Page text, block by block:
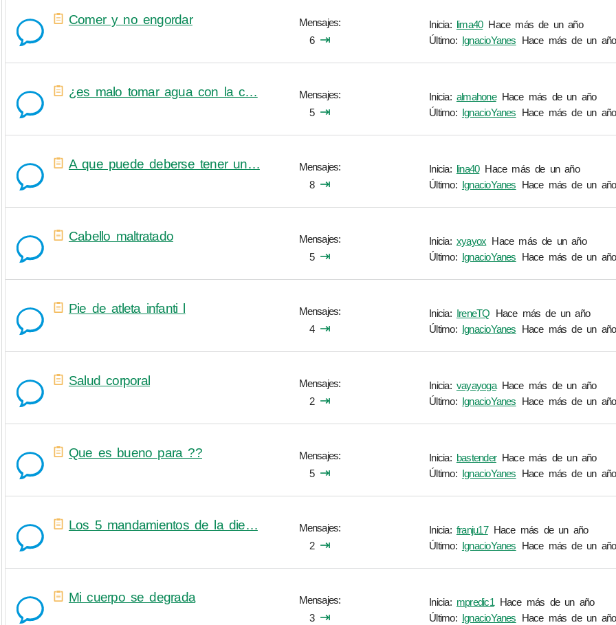
Comer y no engordar
Mensajes
6 ⇥
Inicia: lima40 Hace más de un año
Último: IgnacioYanes Hace más de un año
¿es malo tomar agua con la c…
Mensajes
5 ⇥
Inicia: almahone Hace más de un año
Último: IgnacioYanes Hace más de un año
A que puede deberse tener un…
Mensajes
8 ⇥
Inicia: lina40 Hace más de un año
Último: IgnacioYanes Hace más de un año
Cabello maltratado
Mensajes
5 ⇥
Inicia: xyayox Hace más de un año
Último: IgnacioYanes Hace más de un año
Pie de atleta infanti l
Mensajes
4 ⇥
Inicia: IreneTQ Hace más de un año
Último: IgnacioYanes Hace más de un año
Salud corporal
Mensajes
2 ⇥
Inicia: vayayoga Hace más de un año
Último: IgnacioYanes Hace más de un año
Que es bueno para ??
Mensajes
5 ⇥
Inicia: bastender Hace más de un año
Último: IgnacioYanes Hace más de un año
Los 5 mandamientos de la die…
Mensajes
2 ⇥
Inicia: franju17 Hace más de un año
Último: IgnacioYanes Hace más de un año
Mi cuerpo se degrada
Mensajes
3 ⇥
Inicia: mpredic1 Hace más de un año
Último: IgnacioYanes Hace más de un año